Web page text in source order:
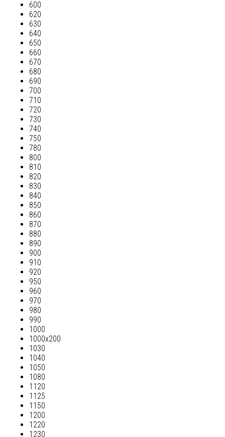
600
620
630
640
650
660
670
680
690
700
710
720
730
740
750
780
800
810
820
830
840
850
860
870
880
890
900
910
920
950
960
970
980
990
1000
1000х200
1030
1040
1050
1080
1120
1125
1150
1200
1220
1230